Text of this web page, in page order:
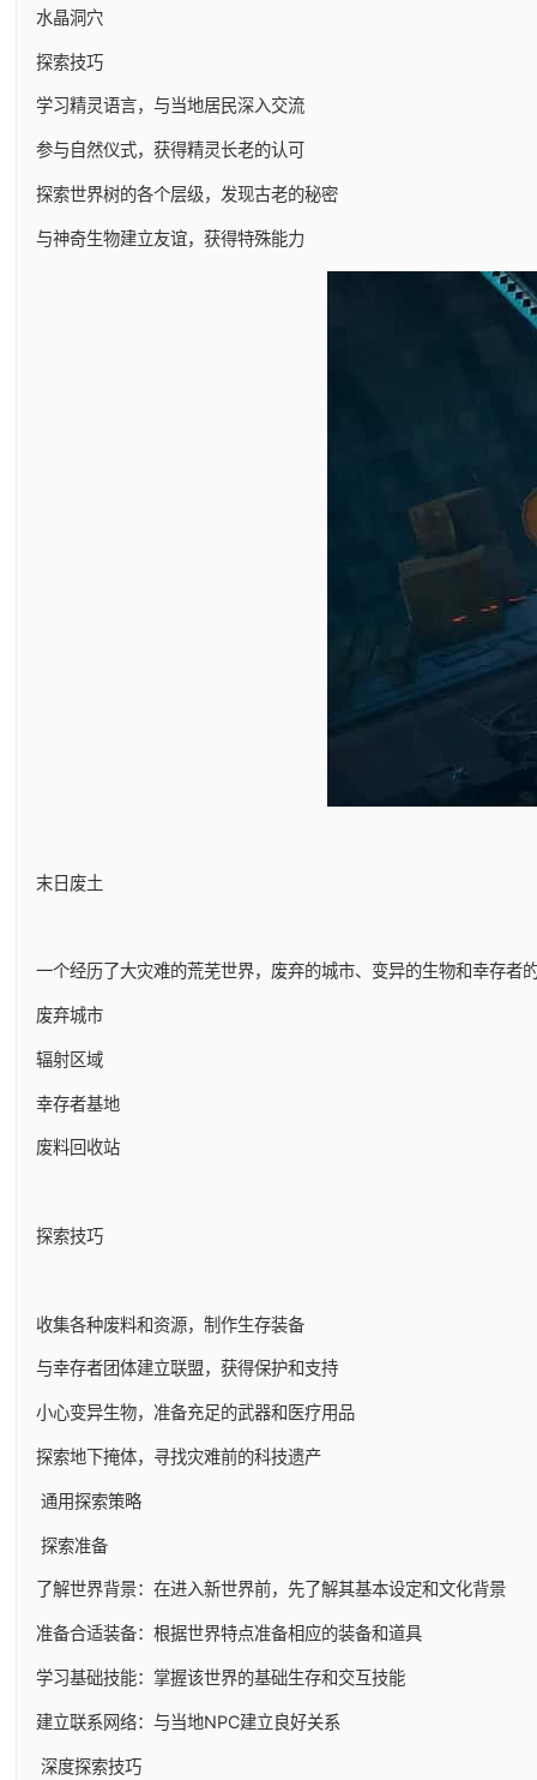
水晶洞穴
探索技巧
学习精灵语言，与当地居民深入交流
参与自然仪式，获得精灵长老的认可
探索世界树的各个层级，发现古老的秘密
与神奇生物建立友谊，获得特殊能力
末日废土
一个经历了大灾难的荒芜世界，废弃的城市、变异的生物和幸存
废弃城市
辐射区域
幸存者基地
废料回收站
探索技巧
收集各种废料和资源，制作生存装备
与幸存者团体建立联盟，获得保护和支持
小心变异生物，准备充足的武器和医疗用品
探索地下掩体，寻找灾难前的科技遗产
通用探索策略
探索准备
了解世界背景：在进入新世界前，先了解其基本设定和文化背景
准备合适装备：根据世界特点准备相应的装备和道具
学习基础技能：掌握该世界的基础生存和交互技能
建立联系网络：与当地NPC建立良好关系
深度探索技巧